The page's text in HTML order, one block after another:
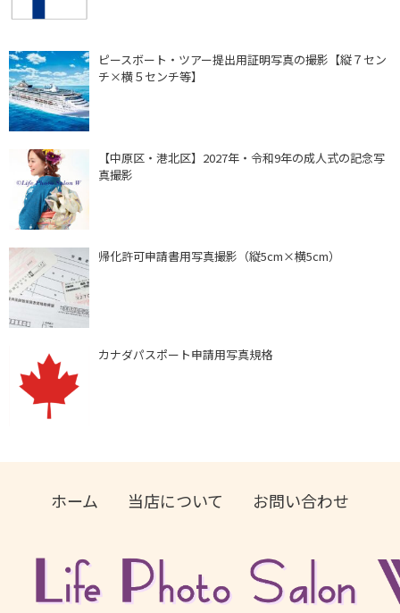
ピースボート・ツアー提出用証明写真の撮影【縦７セン
チ×横５センチ等】
【中原区・港北区】2027年・令和9年の成人式の記念写
真撮影
帰化許可申請書用写真撮影（縦5cm×横5cm）
カナダパスポート申請用写真規格
ホーム 当店について お問い合わせ